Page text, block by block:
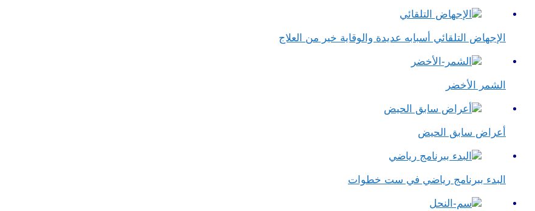
الإجهاض التلقائي أسبابه عديدة والوقاية خير من العلاج
الشمر الأخضر
أعراض سابق الحيض
البدء ببرنامج رياضي في ست خطوات